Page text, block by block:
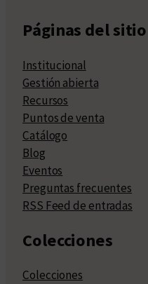
Páginas del sitio
Institucional
Gestión abierta
Recursos
Puntos de venta
Catálogo
Blog
Eventos
Preguntas frecuentes
RSS Feed de entradas
Colecciones
Colecciones